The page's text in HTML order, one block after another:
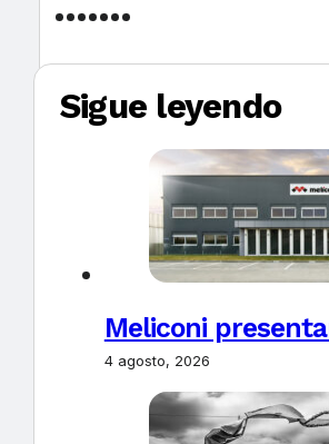
Sigue leyendo
Meliconi
4 agosto, 2026